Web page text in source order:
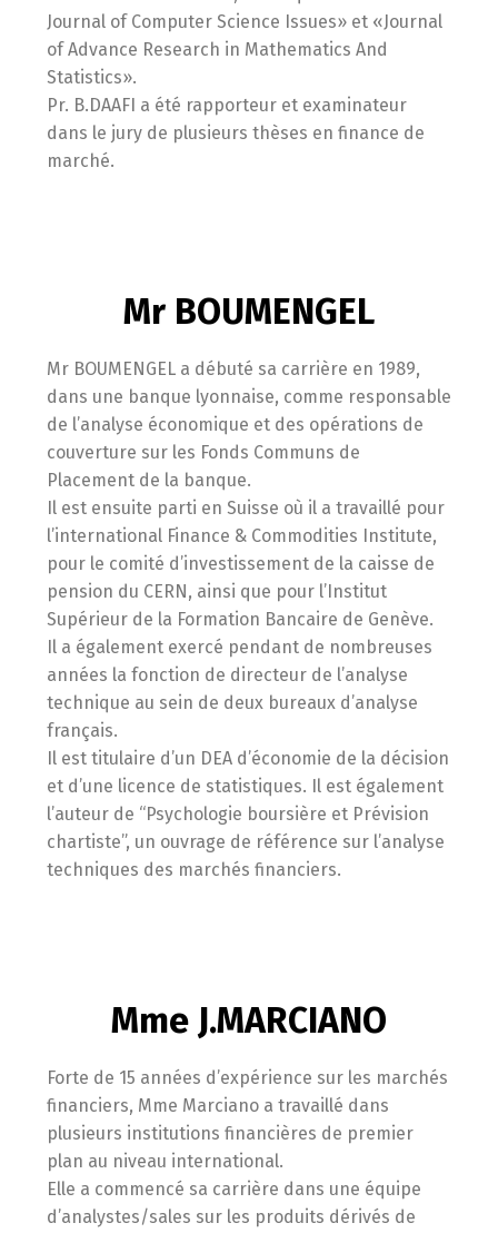
Journal of Computer Science Issues» et «Journal
of Advance Research in Mathematics And
Statistics».
Pr. B.DAAFI a été rapporteur et examinateur
dans le jury de plusieurs thèses en finance de
marché.
Mr BOUMENGEL
Mr BOUMENGEL a débuté sa carrière en 1989,
dans une banque lyonnaise, comme responsable
de l’analyse économique et des opérations de
couverture sur les Fonds Communs de
Placement de la banque.
Il est ensuite parti en Suisse où il a travaillé pour
l’international Finance & Commodities Institute,
pour le comité d’investissement de la caisse de
pension du CERN, ainsi que pour l’Institut
Supérieur de la Formation Bancaire de Genève.
Il a également exercé pendant de nombreuses
années la fonction de directeur de l’analyse
technique au sein de deux bureaux d’analyse
français.
Il est titulaire d’un DEA d’économie de la décision
et d’une licence de statistiques. Il est également
l’auteur de “Psychologie boursière et Prévision
chartiste”, un ouvrage de référence sur l’analyse
techniques des marchés financiers.
Mme J.MARCIANO
Forte de 15 années d’expérience sur les marchés
financiers, Mme Marciano a travaillé dans
plusieurs institutions financières de premier
plan au niveau international.
Elle a commencé sa carrière dans une équipe
d’analystes/sales sur les produits dérivés de